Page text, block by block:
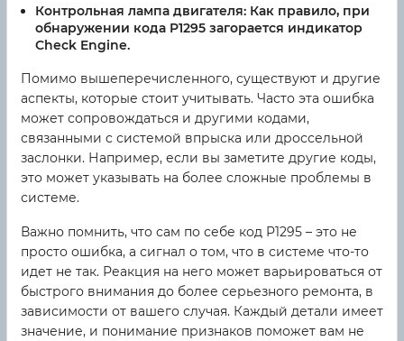
Контрольная лампа двигателя: Как правило, при
обнаружении кода P1295 загорается индикатор
Check Engine.
Помимо вышеперечисленного, существуют и другие
аспекты, которые стоит учитывать. Часто эта ошибка
может сопровождаться и другими кодами,
связанными с системой впрыска или дроссельной
заслонки. Например, если вы заметите другие коды,
это может указывать на более сложные проблемы в
системе.
Важно помнить, что сам по себе код P1295 – это не
просто ошибка, а сигнал о том, что в системе что-то
идет не так. Реакция на него может варьироваться от
быстрого внимания до более серьезного ремонта, в
зависимости от вашего случая. Каждый детали имеет
значение, и понимание признаков поможет вам не